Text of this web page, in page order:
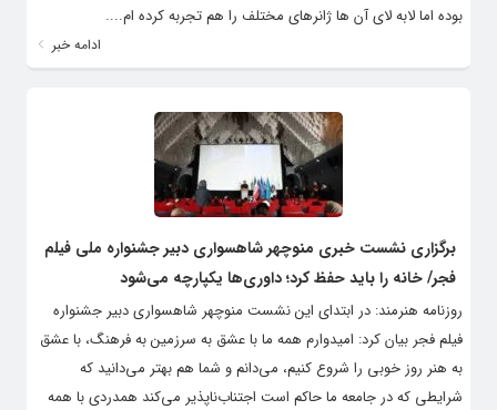
بوده اما لابه لای آن ها ژانرهای مختلف را هم تجربه کرده ام....
ادامه خبر
برگزاری نشست خبری منوچهر شاهسواری دبیر جشنواره ملی فیلم
فجر/ خانه را باید حفظ کرد؛ داوری‌ها یکپارچه می‌شود
روزنامه هنرمند: در ابتدای این نشست منوچهر شاهسواری دبیر جشنواره
فیلم فجر بیان کرد: امیدوارم همه ما با عشق به سرزمین به فرهنگ، با عشق
به هنر روز خوبی را شروع کنیم، می‌دانم و شما هم بهتر می‌دانید که
شرایطی که در جامعه ما حاکم است اجتناب‌ناپذیر می‌کند همدردی با همه